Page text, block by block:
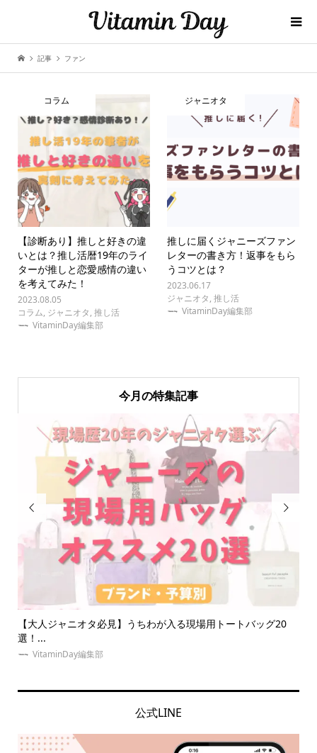
記事 ファン
コラム
【診断あり】推しと好きの違
いとは？推し活暦19年のライ
ターが推しと恋愛感情の違い
を考えてみた！
2023.08.05
コラム, ジャニオタ, 推し活
VitaminDay編集部
ジャニオタ
推しに届くジャニーズファン
レターの書き方！返事をもら
うコツとは？
2023.06.17
ジャニオタ,推し活
VitaminDay編集部
今月の特集記事

【大人ジャニオタ必見】うちわが入る現場用トートバッグ20
選！...
VitaminDay編集部

公式LINE